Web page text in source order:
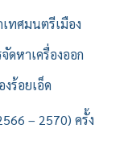
ทศมนตรีเมือง
ดหาเครื่องออก
ร้อยเอ็ด
– 2570) ครั้ง